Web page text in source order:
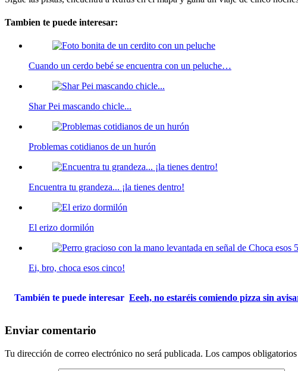
Tambien te puede interesar:
Cuando un cerdo bebé se encuentra con un peluche…
Shar Pei mascando chicle...
Problemas cotidianos de un hurón
Encuentra tu grandeza... ¡la tienes dentro!
El erizo dormilón
Ei, bro, choca esos cinco!
También te puede interesar Eeeh, no estaréis comiendo pizza sin
Enviar comentario
Tu dirección de correo electrónico no será publicada. Los campos